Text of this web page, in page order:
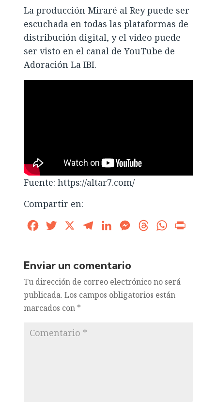
La producción Miraré al Rey puede ser
escuchada en todas las plataformas de
distribución digital, y el video puede
ser visto en el canal de YouTube de
Adoración La IBI.
Fuente: https://altar7.com/
Compartir en:
FacebookTwitter TelegramLinkedInMessengerThreadsWhatsApp
Enviar un comentario
Tu dirección de correo electrónico no será
publicada. Los campos obligatorios están
marcados con *